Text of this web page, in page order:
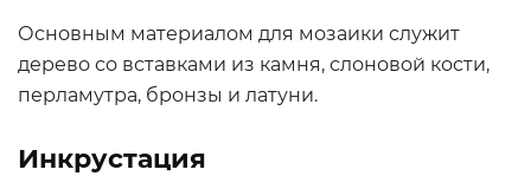
Основным материалом для мозаики служит
дерево со вставками из камня, слоновой кости,
перламутра, бронзы и латуни.
Инкрустация